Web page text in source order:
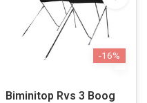
-16%
Biminitop Rvs 3 Boog